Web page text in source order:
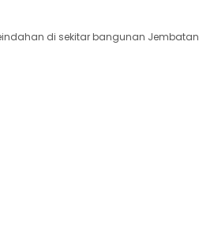
Keindahan di sekitar bangunan Jembatan